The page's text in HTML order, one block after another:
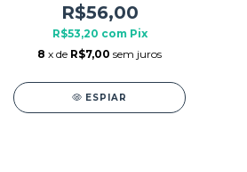
PRETO
R$56,00
R$53,20 com Pix
8 x de R$7,00 sem juros
ESPIAR